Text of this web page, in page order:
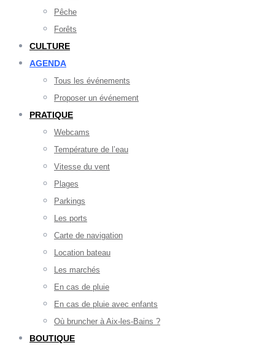
Pêche
Forêts
CULTURE
AGENDA
Tous les événements
Proposer un événement
PRATIQUE
Webcams
Température de l’eau
Vitesse du vent
Plages
Parkings
Les ports
Carte de navigation
Location bateau
Les marchés
En cas de pluie
En cas de pluie avec enfants
Où bruncher à Aix-les-Bains ?
BOUTIQUE